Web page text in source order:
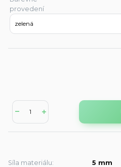
provedení
Síla materiálu:
5 mm